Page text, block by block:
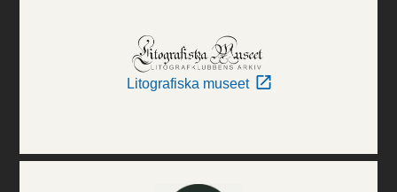
Litografiska museet